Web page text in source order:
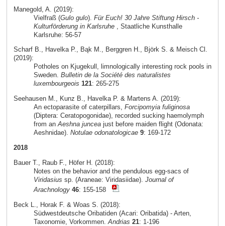
Manegold, A. (2019):
Vielfraß (Gulo gulo). Für Euch! 30 Jahre Stiftung Hirsch -
Kulturförderung in Karlsruhe, Staatliche Kunsthalle
Karlsruhe: 56-57
Scharf B., Havelka P., Bąk M., Berggren H., Björk S. & Meisch Cl.
(2019):
Potholes on Kjugekull, limnologically interesting rock pools in
Sweden. Bulletin de la Société des naturalistes
luxembourgeois 121: 265-275
Seehausen M., Kunz B., Havelka P. & Martens A. (2019):
An ectoparasite of caterpillars, Forcipomyia fuliginosa
(Diptera: Ceratopogonidae), recorded sucking haemolymph
from anAeshna junceajust before maiden flight (Odonata:
Aeshnidae). Notulae odonatologicae 9: 169-172
2018
Bauer T., Raub F., Höfer H. (2018):
Notes on the behavior and the pendulous egg-sacs of
Viridasius sp. (Araneae: Viridasiidae). Journal of
Arachnology 46: 155-158
Beck L., Horak F. & Woas S. (2018):
Südwestdeutsche Oribatiden (Acari: Oribatida) - Arten,
Taxonomie, Vorkommen. Andrias 21: 1-196